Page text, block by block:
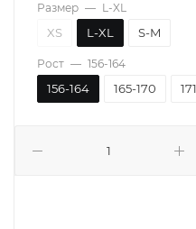
Размер — L-XL
XS L-XL S-M
Рост — 156-164
156-164 165-170